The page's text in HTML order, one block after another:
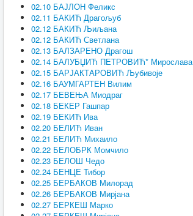
02.10 БАЈЛОН Феликс
02.11 БАКИЋ Драгољуб
02.12 БАКИЋ Љиљана
02.12 БАКИЋ Светлана
02.13 БАЛЗАРЕНО Драгош
02.14 БАЛУБЏИЋ ПЕТРОВИЋ* Мирослава
02.15 БАРЈАКТАРОВИЋ Љубивоје
02.16 БАУМГАРТЕН Вилим
02.17 БЕВЕЊА Миодраг
02.18 БЕКЕР Гашпар
02.19 БЕКИЋ Ива
02.20 БЕЛИЋ Иван
02.21 БЕЛИЋ Михаило
02.22 БЕЛОБРК Момчило
02.23 БЕЛОШ Чедо
02.24 БЕНЦЕ Тибор
02.25 БЕРБАКОВ Милорад
02.26 БЕРБАКОВ Мирјана
02.27 БЕРКЕШ Марко